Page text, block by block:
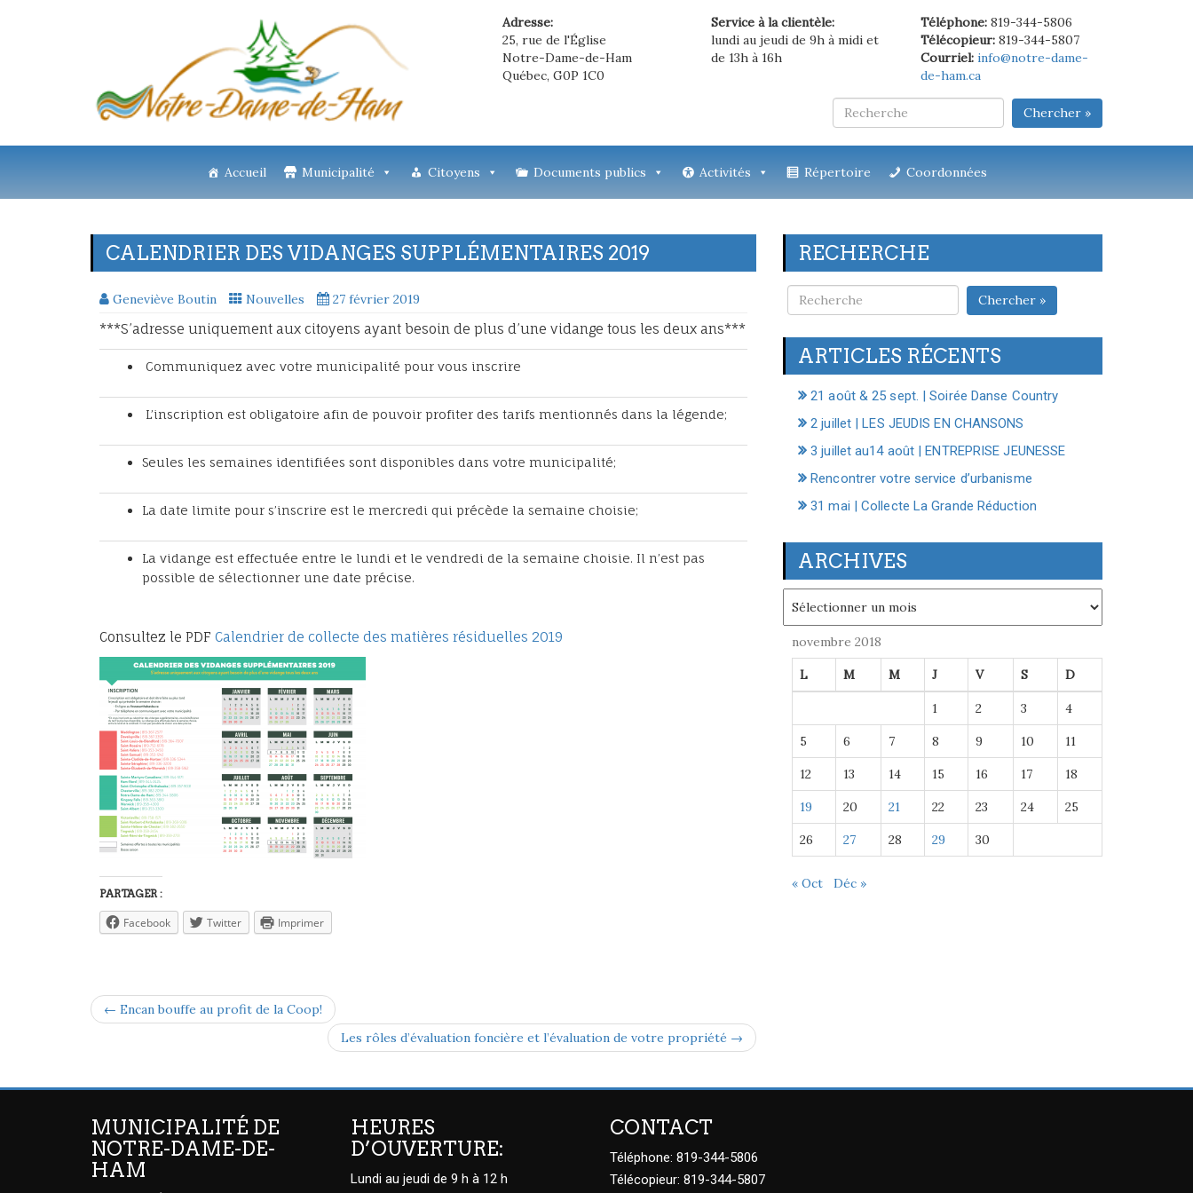
Adresse:
25, rue de l'Église
Notre-Dame-de-Ham
Québec, G0P 1C0
Service à la clientèle:
lundi au jeudi de 9h à midi et
de 13h à 16h
Téléphone:819-344-5806
Télécopieur:819-344-5807
Courriel: info@notre-dame-
de-ham.ca
Chercher »
Accueil Municipalité Citoyens Documents publics Activités Répertoire Coordonnées
CALENDRIER DES VIDANGES SUPPLÉMENTAIRES 2019
Geneviève Boutin Nouvelles 27 février 2019
***S’adresse uniquement aux citoyens ayant besoin de plus d’une vidange tous les deux ans***
Communiquez avec votre municipalité pour vous inscrire
L’inscription est obligatoire afin de pouvoir profiter des tarifs mentionnés dans la légende;
Seules les semaines identifiées sont disponibles dans votre municipalité;
La date limite pour s’inscrire est le mercredi qui précède la semaine choisie;
La vidange est effectuée entre le lundi et le vendredi de la semaine choisie. Il n’est pas
possible de sélectionner une date précise.
Consultez le PDF Calendrier de collecte des matières résiduelles 2019
PARTAGER :
Facebook Twitter Imprimer
← Encan bouffe au profit de la Coop!
Les rôles d’évaluation foncière et l’évaluation de votre propriété →
RECHERCHE
Chercher »
ARTICLES RÉCENTS
21 août & 25 sept. | Soirée Danse Country
2 juillet | LES JEUDIS EN CHANSONS
3 juillet au14 août | ENTREPRISE JEUNESSE
Rencontrer votre service d’urbanisme
31 mai | Collecte La Grande Réduction
ARCHIVES
novembre 2018
L M M J V S D
1 2 3 4
5 6 7 8 9 10 11
12 13 14 15 16 17 18
19 20 21 22 23 24 25
26 27 28 29 30
« Oct Déc »
MUNICIPALITÉ DE
NOTRE-DAME-DE-
HAM
HEURES
D’OUVERTURE:
Lundi au jeudi de 9 h à 12 h
CONTACT
Téléphone: 819-344-5806
Télécopieur: 819-344-5807